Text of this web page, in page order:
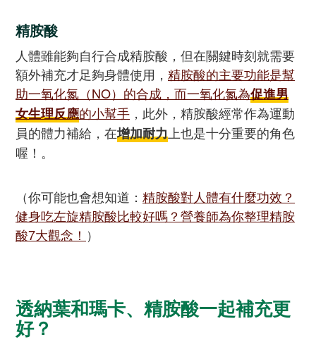
精胺酸
人體雖能夠自行合成精胺酸，但在關鍵時刻就需要
額外補充才足夠身體使用， 精胺酸的主要功能是幫
助一氧化氮（NO）的合成，而一氧化氮為促進男
女生理反應的小幫手 ，此外，精胺酸經常作為運動
員的體力補給，在增加耐力 上也是十分重要的角色
喔！。
（你可能也會想知道： 精胺酸對人體有什麼功效？
健身吃左旋精胺酸比較好嗎？營養師為你整理精胺
酸7大觀念！ ）
透納葉和瑪卡、精胺酸一起補充更
好？